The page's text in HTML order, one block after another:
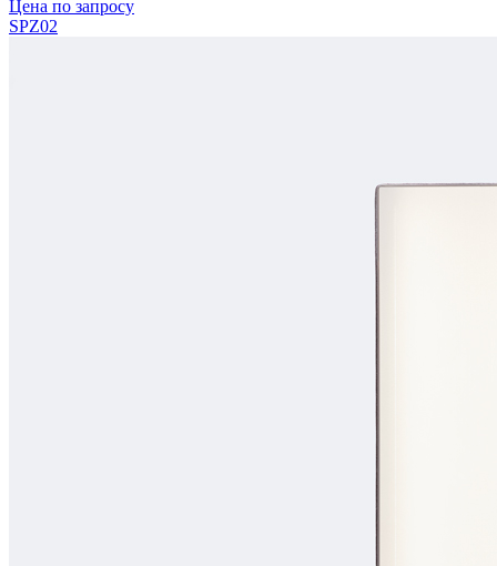
Цена по запросу
SPZ02